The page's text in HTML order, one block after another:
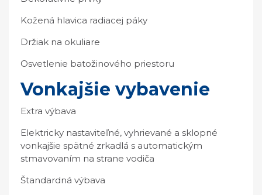
Kožená hlavica radiacej páky
Držiak na okuliare
Osvetlenie batožinového priestoru
Vonkajšie vybavenie
Extra výbava
Elektricky nastaviteľné, vyhrievané a sklopné
vonkajšie spätné zrkadlá s automatickým
stmavovaním na strane vodiča
Štandardná výbava